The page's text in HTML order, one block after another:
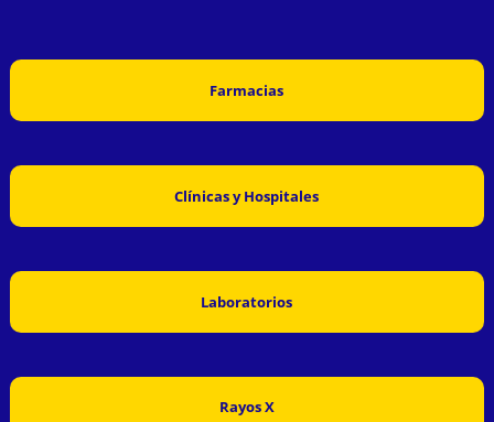
Farmacias
Clínicas y Hospitales
Laboratorios
Rayos X